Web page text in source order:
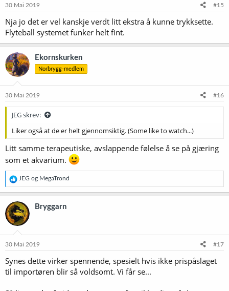
30 Mai 2019 #15
Nja jo det er vel kanskje verdt litt ekstra å kunne trykksette.
Flyteball systemet funker helt fint.
Ekornskurken
Norbrygg-medlem
30 Mai 2019 #16
JEG skrev:
Liker også at de er helt gjennomsiktig. (Some like to watch...)
Litt samme terapeutiske, avslappende følelse å se på gjæring
som et akvarium.
R
e
a
k
s
j
o
e
:
JEG og MegaTrond
Bryggarn
30 Mai 2019 #17
Synes dette virker spennende, spesielt hvis ikke prispåslaget
til importøren blir så voldsomt. Vi får se...